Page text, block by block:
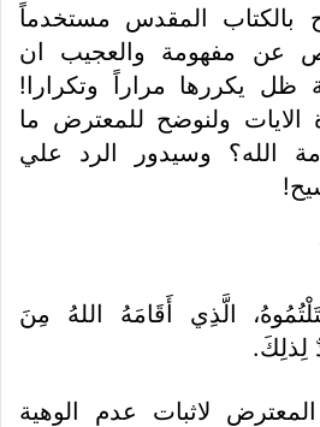
بالكتاب المقدس مستخدماً
عن مفهومة والعجيب ان
ظل يكررها مراراً وتكرارا!
الايات ولنوضح للمعترض ما
الله؟ وسيدور الرد علي
الَّذِي أَقَامَهُ اللهُ مِنَ
لِذلِكَ.
لاثبات عدم الوهية